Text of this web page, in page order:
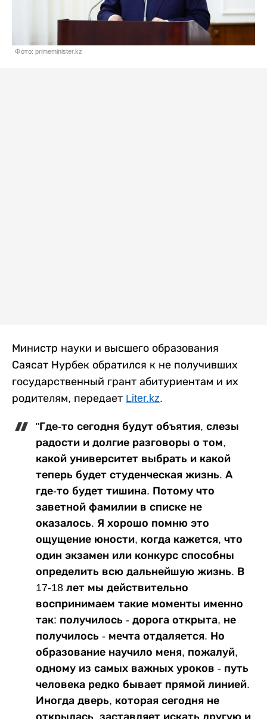
Фото: primeminister.kz
Министр науки и высшего образования
Саясат Нурбек обратился к не получивших
государственный грант абитуриентам и их
родителям, передает Liter.kz.
"Где-то сегодня будут объятия, слезы
радости и долгие разговоры о том,
какой университет выбрать и какой
теперь будет студенческая жизнь. А
где-то будет тишина. Потому что
заветной фамилии в списке не
оказалось. Я хорошо помню это
ощущение юности, когда кажется, что
один экзамен или конкурс способны
определить всю дальнейшую жизнь. В
17-18 лет мы действительно
воспринимаем такие моменты именно
так: получилось - дорога открыта, не
получилось - мечта отдаляется. Но
образование научило меня, пожалуй,
одному из самых важных уроков - путь
человека редко бывает прямой линией.
Иногда дверь, которая сегодня не